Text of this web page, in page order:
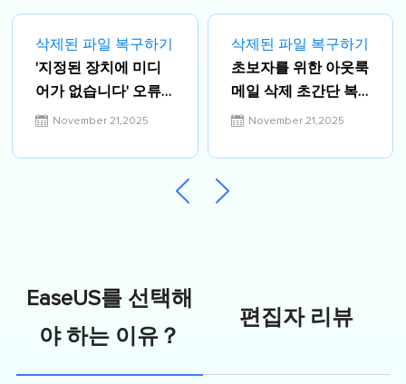
삭제된 파일 복구하기
'지정된 장치에 미디
어가 없습니다' 오류
수정November 21,2025
삭제된 파일 복구하기
초보자를 위한 아웃룩
메일 삭제 초간단 복
구 방법November 21,2025
EaseUS를 선택해
야 하는 이유？
편집자 리뷰